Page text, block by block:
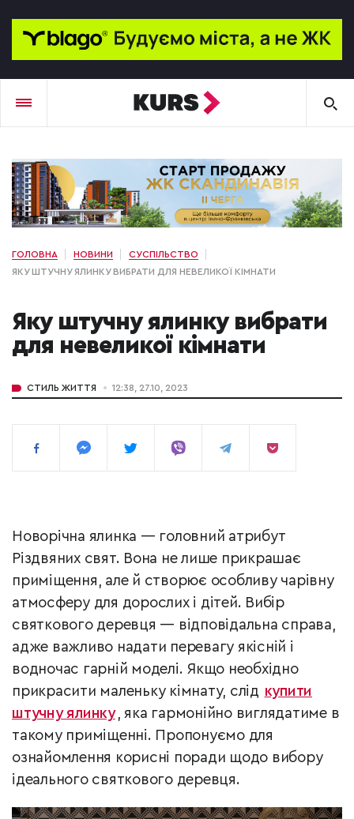
ГОЛОВНА НОВИНИ
СУСПІЛЬСТВО
ЯКУ ШТУЧНУ ЯЛИНКУ ВИБРАТИ ДЛЯ НЕВЕЛИКОЇ КІМНАТИ
Яку штучну ялинку вибрати
для невеликої кімнати
СТИЛЬ ЖИТТЯ 12:38, 27.10, 2023
Новорічна ялинка — головний атрибут
Різдвяних свят. Вона не лише прикрашає
приміщення, але й створює особливу чарівну
атмосферу для дорослих і дітей. Вибір
святкового деревця — відповідальна справа,
адже важливо надати перевагу якісній і
водночас гарній моделі. Якщо необхідно
прикрасити маленьку кімнату, слід купити
штучну ялинку , яка гармонійно виглядатиме в
такому приміщенні. Пропонуємо для
ознайомлення корисні поради щодо вибору
ідеального святкового деревця.